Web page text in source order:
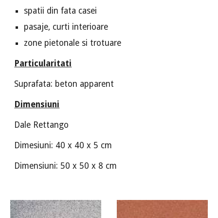
spatii din fata casei
pasaje, curti interioare
zone pietonale si trotuare
Particularitati
Suprafata: beton apparent
Dimensiuni
Dale Rettango
Dimesiuni: 40 x 40 x 5 cm
Dimensiuni: 50 x 50 x 8 cm